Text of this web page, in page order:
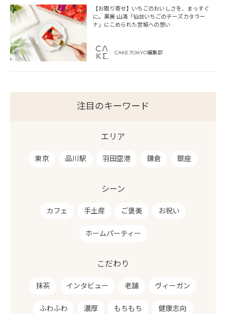
【お取り寄せ】いちごのおいしさを、まっすぐ
に。菓房 山清「仙台いちごのチーズカタラー
ナ」にこめられた宮城への想い
CAKE.TOKYO編集部
注目のキーワード
エリア
東京 品川駅 羽田空港 鎌倉 銀座
シーン
カフェ 手土産 ご褒美 お祝い
ホームパーティー
こだわり
抹茶 インタビュー 老舗 ヴィーガン
ふわふわ 濃厚 もちもち 健康志向